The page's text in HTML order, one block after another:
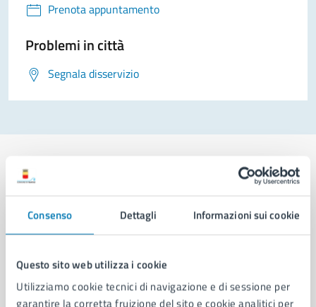
Consenso Dettagli Informazioni sui cookie
Questo sito web utilizza i cookie
Utilizziamo cookie tecnici di navigazione e di sessione per
garantire la corretta fruizione del sito e cookie analitici per
Prenota appuntamento
Problemi in città
Segnala disservizio
Comune di Napoli
Organi di governo